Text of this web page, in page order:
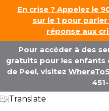
contenu
principal
En crise ? Appelez le
sur le 1 pour
réponse aux
Pour accéder à des
gratuits pour les enfants
de Peel, visitez
Translate